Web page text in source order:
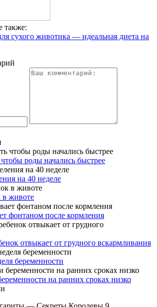
также:
сухого животика — идеальная диета на
роды начались быстрее
на 40 неделе
в животе
фонтаном после кормления
отвыкает от грудного вскармливания
беременности
на ранних сроках низко